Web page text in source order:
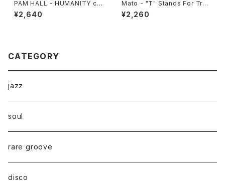
PAM HALL - HUMANITY c/
w ARCHIBALD "7"
¥2,640
Mato - "T" Stands For Trou
ble Dub/ Enter The Dragon
Dub Version "7"
¥2,260
CATEGORY
jazz
soul
rare groove
disco